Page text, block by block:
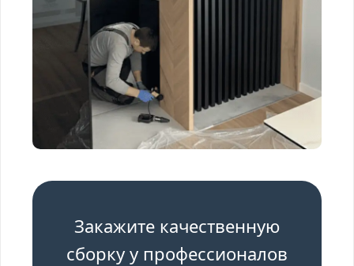
Закажите качественную
сборку у профессионалов